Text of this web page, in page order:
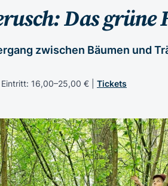
Das grüne
zwischen Bäumen und
Eintritt: 16,00–25,00 € | Tickets